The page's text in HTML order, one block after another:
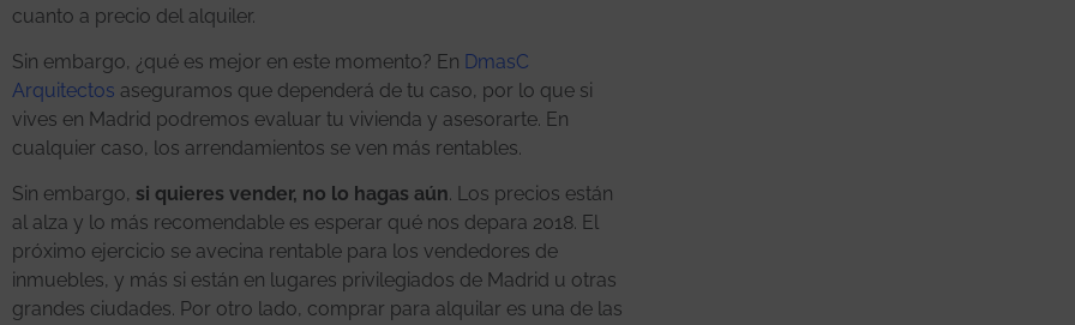
cuanto a precio del alquiler.
Sin embargo, ¿qué es mejor en este momento? En DmasC
Arquitectos aseguramos que dependerá de tu caso, por lo que si
vives en Madrid podremos evaluar tu vivienda y asesorarte. En
cualquier caso, los arrendamientos se ven más rentables.
Sin embargo, si quieres vender, no lo hagas aún. Los precios están
al alza y lo más recomendable es esperar qué nos depara 2018. El
próximo ejercicio se avecina rentable para los vendedores de
inmuebles, y más si están en lugares privilegiados de Madrid u otras
grandes ciudades. Por otro lado, comprar para alquilar es una de las